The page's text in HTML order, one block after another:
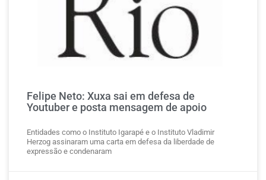
Felipe Neto: Xuxa sai em defesa de
Youtuber e posta mensagem de apoio
Entidades como o Instituto Igarapé e o Instituto Vladimir
Herzog assinaram uma carta em defesa da liberdade de
expressão e condenaram